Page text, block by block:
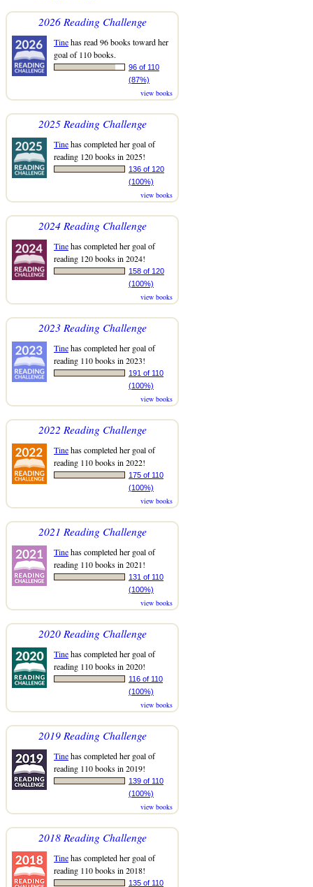
2026 Reading Challenge
Tinehas read 96 books toward her
goal of 110 books.
96 of 110
(87%)
view books
2025 Reading Challenge
Tinehas completed her goal of
reading 120 books in 2025!
136 of 120
(100%)
view books
2024 Reading Challenge
Tinehas completed her goal of
reading 120 books in 2024!
158 of 120
(100%)
view books
2023 Reading Challenge
Tinehas completed her goal of
reading 110 books in 2023!
191 of 110
(100%)
view books
2022 Reading Challenge
Tinehas completed her goal of
reading 110 books in 2022!
175 of 110
(100%)
view books
2021 Reading Challenge
Tinehas completed her goal of
reading 110 books in 2021!
131 of 110
(100%)
view books
2020 Reading Challenge
Tinehas completed her goal of
reading 110 books in 2020!
116 of 110
(100%)
view books
2019 Reading Challenge
Tinehas completed her goal of
reading 110 books in 2019!
139 of 110
(100%)
view books
2018 Reading Challenge
Tinehas completed her goal of
reading 110 books in 2018!
135 of 110